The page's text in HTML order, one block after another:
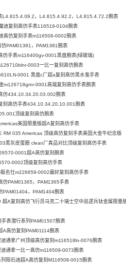
L4.815.4.09.2，L4.815.4.92.2，L4.815.4.72.2腕表
迪复刻高仿手表116519-0104腕表
高仿复刻手表m116506-0002腕表
PAM01381，PAM1381腕表
仿手表m116400gv-0001黑盘腕表(绿玻璃)
0003一比一复刻高仿腕表
0001 黑盘c厂超a复刻高仿黑水鬼手表
m126718grnr-0001高端复刻高仿手表腕表
仿434.10.34.20.03.002腕表
刻高仿手表434.10.34.20.10.001腕表
顶级复刻高仿腕表
美国限量版超A复刻高仿手表
RM 035 Americas 顶级高仿复刻手表美国大金牛纪念版
黑灰皮蛋圈 clean厂真品对比顶级复刻高仿手表
0001超A高仿复刻腕表
0002顶级复刻高仿手表
名仕m226659-0002最好复刻高仿手表
仿PAM01365，PAM1365手表
PAM01404，PAM1404腕表
A复刻高仿飞行员马克二十瑞士空中巡逻兵钛金属限量
表潜行系列PAM01507腕表
A高仿复刻PAM01114腕表
通拿广州顶级高仿复刻m116518ln-0076腕表
通拿一比一高仿m116509-0073腕表
陨石迪超A高仿复刻M116508-0015腕表